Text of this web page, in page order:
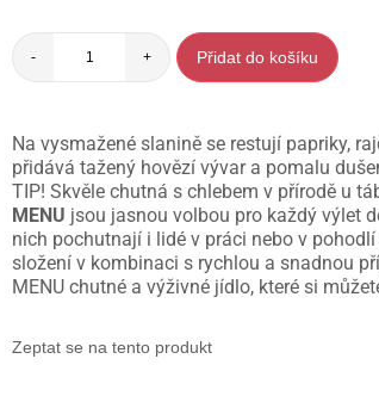
- + Přidat do košíku
Na vysmažené slanině se restují papriky,
přidává tažený hovězí vývar a pomalu
TIP! Skvěle chutná s chlebem v přírodě u
MENU jsou jasnou volbou pro každý výlet
nich pochutnají i lidé v práci nebo v
složení v kombinaci s rychlou a snadnou
MENU chutné a výživné jídlo, které si
Zeptat se na tento produkt